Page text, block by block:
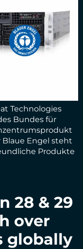
Technologies
Bundes für
Blaue Engel steht
Produkte
28 & 29
over
globally